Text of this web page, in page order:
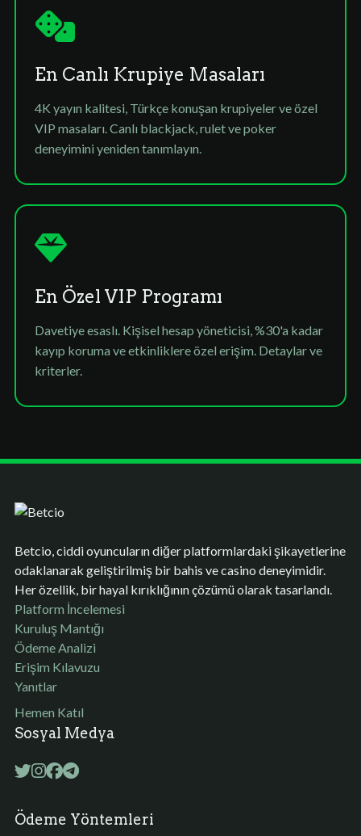
En Canlı Krupiye Masaları
4K yayın kalitesi, Türkçe konuşan krupiyeler ve özel
VIP masaları. Canlı blackjack, rulet ve poker
deneyimini yeniden tanımlayın.
En Özel VIP Programı
Davetiye esaslı. Kişisel hesap yöneticisi, %30'a kadar
kayıp koruma ve etkinliklere özel erişim. Detaylar ve
kriterler.
Betcio, ciddi oyuncuların diğer platformlardaki şikayetlerine
odaklanarak geliştirilmiş bir bahis ve casino deneyimidir.
Her özellik, bir hayal kırıklığının çözümü olarak tasarlandı.
Platform İncelemesi
Kuruluş Mantığı
Ödeme Analizi
Erişim Kılavuzu
Yanıtlar
Hemen Katıl
Sosyal Medya
Ödeme Yöntemleri